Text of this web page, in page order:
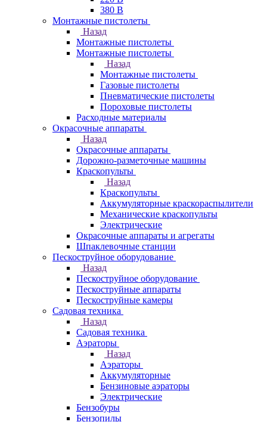
380 В
Монтажные пистолеты
Назад
Монтажные пистолеты
Монтажные пистолеты
Назад
Монтажные пистолеты
Газовые пистолеты
Пневматические пистолеты
Пороховые пистолеты
Расходные материалы
Окрасочные аппараты
Назад
Окрасочные аппараты
Дорожно-разметочные машины
Краскопульты
Назад
Краскопульты
Аккумуляторные краскораспылители
Механические краскопульты
Электрические
Окрасочные аппараты и агрегаты
Шпаклевочные станции
Пескоструйное оборудование
Назад
Пескоструйное оборудование
Пескоструйные аппараты
Пескоструйные камеры
Садовая техника
Назад
Садовая техника
Аэраторы
Назад
Аэраторы
Аккумуляторные
Бензиновые аэраторы
Электрические
Бензобуры
Бензопилы